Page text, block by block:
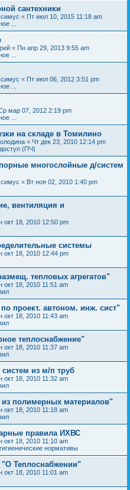
сантехники
« Пт июл 10, 2015 11:18 am
...
« Пн апр 29, 2013 9:55 am
...
« Пт июл 06, 2012 3:51 pm
...
мар 07, 2012 2:19 pm
...
на складе в Томилино
« Чт дек 23, 2010 12:14 pm
(ПЧ)
многослойные д/систем
« Вт ноя 02, 2010 1:40 pm
вентиляция и
окт 18, 2010 12:50 pm
системы
окт 18, 2010 12:44 pm
тепловых агрегатов"
окт 18, 2010 11:51 am
проект. автоном. инж. сист"
окт 18, 2010 11:43 am
теплоснабжение"
окт 18, 2010 11:37 am
из м/п труб
окт 18, 2010 11:32 am
полимерных материалов"
окт 18, 2010 11:18 am
правила ИХВС
окт 18, 2010 11:10 am
нормативы
Теплоснабжении"
окт 18, 2010 11:01 am